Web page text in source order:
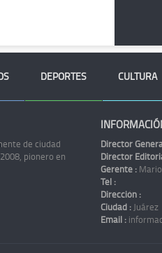
DEPORTES CULTURA
de ciudad
pionero en
Director
Director
Gerente :
Tel :
Dirección :
Ciudad : Juárez
Email :